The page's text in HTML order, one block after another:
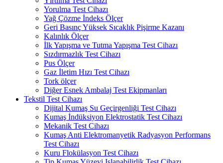
Yorulma Test Cihazı
Yağ Çözme İndeks Ölçer
Geri Basınç Yüksek Sıcaklık Pişirme Kazanı
Kalınlık Ölçer
İlk Yapışma ve Tutma Yapışma Test Cihazı
Sızdırmazlık Test Cihazı
Pus Ölçer
Gaz İletim Hızı Test Cihazı
Tork ölçer
Diğer Esnek Ambalaj Test Ekipmanları
Tekstil Test Cihazı
Dijital Kumaş Su Geçirgenliği Test Cihazı
Kumaş İndüksiyon Elektrostatik Test Cihazı
Mekanik Test Cihazı
Kumaş Anti Elektromanyetik Radyasyon Performans
Test Cihazı
Kuru Flokülasyon Test Cihazı